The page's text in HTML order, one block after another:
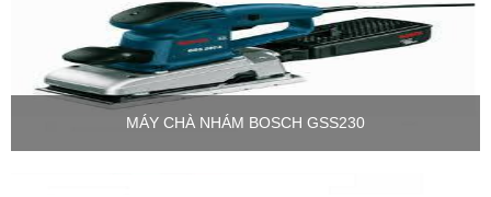
MÁY CHÀ NHÁM BOSCH GSS230